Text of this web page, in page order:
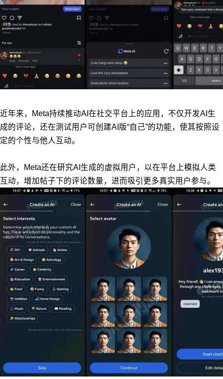
近年来，
Meta持续推动AI在社交平台上的应用，不仅开发AI生
成的评论，还在测试用户可创建AI版“自己”的功能，使其按照设
定的个性与他人互动。
此外，Meta还在研究AI生成的虚拟用户，以在平台上模拟人类
互动，增加帖子下的评论数量，进而吸引更多真实用户参与。